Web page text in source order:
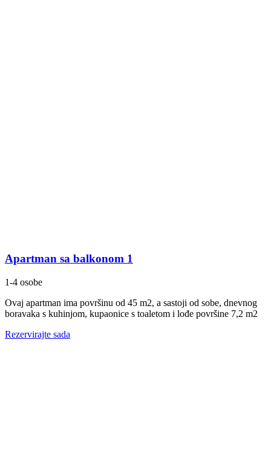
Apartman sa balkonom 1
1-4 osobe
Ovaj apartman ima površinu od 45 m2, a sastoji od sobe, dnevnog
boravaka s kuhinjom, kupaonice s toaletom i lođe površine 7,2 m2
Rezervirajte sada